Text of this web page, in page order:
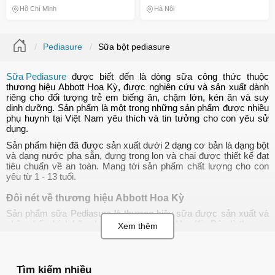
EmHồ Chí Minh Hà Nội
Pediasure Sữa bột pediasure
Sữa Pediasure được biết đến là dòng sữa công thức thuộc
thương hiệu Abbott Hoa Kỳ, được nghiên cứu và sản xuất dành
riêng cho đối tượng trẻ em biếng ăn, chậm lớn, kén ăn và suy
dinh dưỡng. Sản phẩm là một trong những sản phẩm được nhiều
phụ huynh tại Việt Nam yêu thích và tin tưởng cho con yêu sử
dụng.
Sản phẩm hiện đã được sản xuất dưới 2 dạng cơ bản là dạng bột
và dạng nước pha sẵn, đựng trong lon và chai được thiết kế đạt
tiêu chuẩn về an toàn. Mang tới sản phẩm chất lượng cho con
yêu từ 1 - 13 tuổi.
Đôi nét về thương hiệu Abbott Hoa Kỳ
Sản phẩm sữa Pediasure là thương hiệu sữa được sản xuất và
phân phối chính hãng bởi tập đoàn Abbott Hoa Kỳ. Đây là thương
Abbott Hoa Kỳ đã mang tới cho thị trường trên toàn thế giới sản
Tìm kiếm nhiều
🎁 Đừng Bỏ Lỡ! 🎁
Giảm ngay cho bất kỳ đơn hàng nào.
XXX-XXXX
Số lần áp dụng:1lần